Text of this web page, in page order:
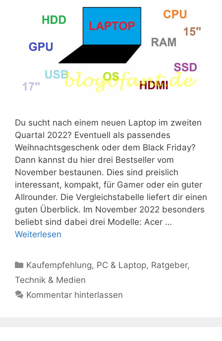
Du sucht nach einem neuen Laptop im zweiten
Quartal 2022? Eventuell als passendes
Weihnachtsgeschenk oder dem Black Friday?
Dann kannst du hier drei Bestseller vom
November bestaunen. Dies sind preislich
interessant, kompakt, für Gamer oder ein guter
Allrounder. Die Vergleichstabelle liefert dir einen
guten Überblick. Im November 2022 besonders
beliebt sind dabei drei Modelle: Acer …
Weiterlesen
Kategorien
Kaufempfehlung, PC & Laptop, Ratgeber,
Technik & Medien
Kommentar hinterlassen